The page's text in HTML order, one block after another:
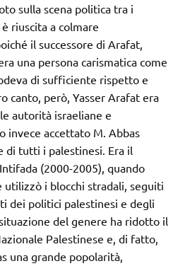
sulla scena politica tra i
riuscita a colmare
il successore di Arafat,
una persona carismatica come
di sufficiente rispetto e
canto, però, Yasser Arafat era
autorità israeliane e
invece accettato M. Abbas
di tutti i palestinesi. Era il
(2000-2005), quando
utilizzò i blocchi stradali, seguiti
dei politici palestinesi e degli
del genere ha ridotto il
Palestinese e, di fatto,
una grande popolarità,